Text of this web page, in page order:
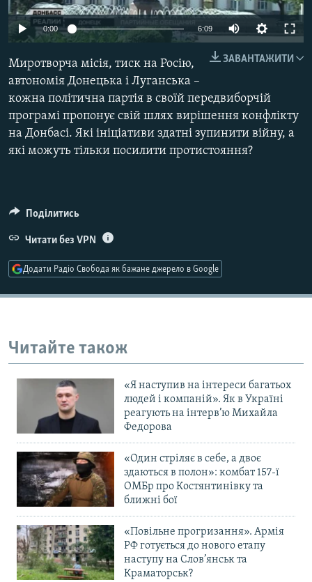
КИТАЙ.ВИКЛИКИ
МУЛЬТИМЕДІА
ФОТО
СПЕЦПРОЄКТИ
ПОДКАСТИ
КРИМ РЕАЛІЇ
КТАТ
Усі сайти RFE/RL
0:00 6:09
ЗАВАНТАЖИТИ
Миротворча місія, тиск на Росію,
автономія Донецька і Луганська –
кожна політична партія в своїй передвиборчій
програмі пропонує свій шлях вирішення конфлікту
на Донбасі. Які ініціативи здатні зупинити війну, а
які можуть тільки посилити протистояння?
Поділитись
Читати без VPN
Додати Радіо Свобода як бажане джерело в Google
Читайте також
«Я наступив на інтереси багатьох
людей і компаній». Як в Україні
реагують на інтерв’ю Михайла
Федорова
«Один стріляє в себе, а двоє
здаються в полон»: комбат 157-ї
ОМБр про Костянтинівку та
ближні бої
«Повільне прогризання». Армія
РФ готується до нового етапу
наступу на Слов’янськ та
Краматорськ?